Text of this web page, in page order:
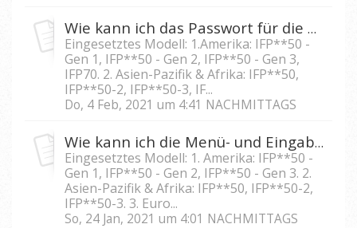
Wie kann ich das Passwort für die Bildschirmsperre des IFP5550/IFP6550/IFP7550/IFP8650 zurücksetzen?
Eingesetztes Modell: 1.Amerika: IFP**50 -
Gen 1, IFP**50 - Gen 2, IFP**50 - Gen 3,
IFP70. 2. Asien-Pazifik & Afrika: IFP**50,
IFP**50-2, IFP**50-3, IF...
Do, 4 Feb, 2021 um 4:41 NACHMITTAGS
Wie kann ich die Menü- und Eingabefunktion am IFP5550/IFP 6550/IFP7550/IFP8650 sperren?
Eingesetztes Modell: 1. Amerika: IFP**50 -
Gen 1, IFP**50 - Gen 2, IFP**50 - Gen 3. 2.
Asien-Pazifik & Afrika: IFP**50, IFP**50-2,
IFP**50-3. 3. Euro...
So, 24 Jan, 2021 um 4:01 NACHMITTAGS